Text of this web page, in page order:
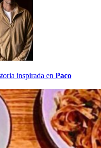
inspirada en Paco